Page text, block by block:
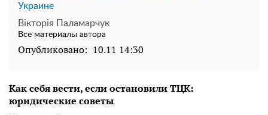
Украине
Вікторія Паламарчук
Все материалы автора
Опубликовано: 10.11 14:30
Как себя вести, если остановили ТЦК:
юридические советы